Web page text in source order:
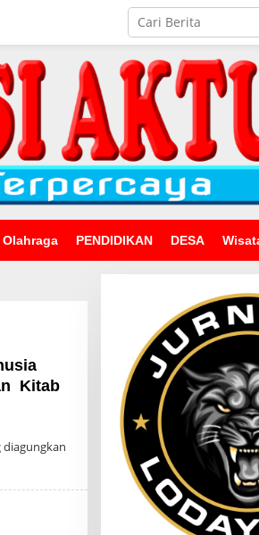
Olahraga PENDIDIKAN DESA
Kitab